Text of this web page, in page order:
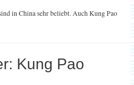
in China sehr beliebt. Auch Kung Pao
Kung Pao